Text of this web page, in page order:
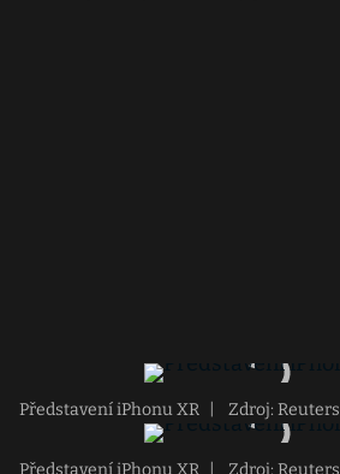
Představení iPhonu XR Zdroj: Reuters
Představení iPhonu XR Zdroj: Reuters